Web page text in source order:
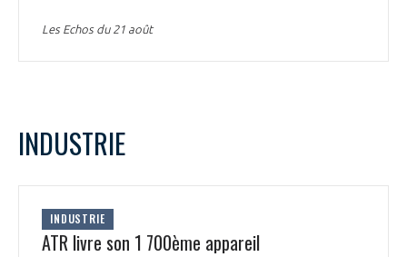
INNOVATION
Les Echos du 21 août
INDUSTRIE
INDUSTRIE
ATR livre son 1 700ème appareil